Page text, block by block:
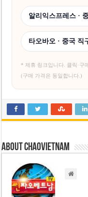
알리익스프레스 ·
타오바오 · 중국 직
* 제휴 링크입니다. 클릭·구
(구매 가격은 동일합니다.)
About chaovietnam